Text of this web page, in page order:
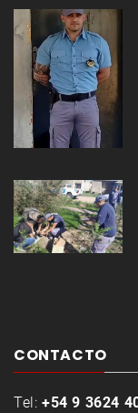
CONTACTO
Tel: +54 9 3624